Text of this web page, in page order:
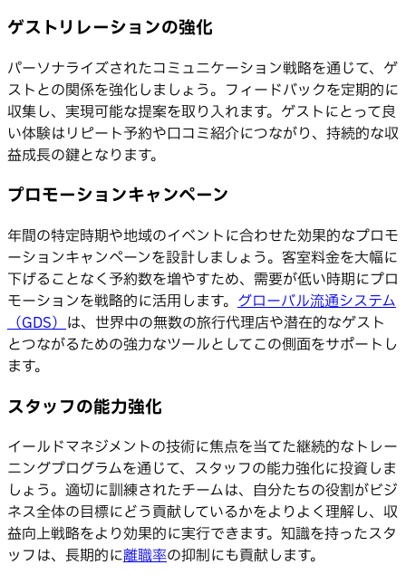
ゲストリレーションの強化
パーソナライズされたコミュニケーション戦略を通じて、ゲ
ストとの関係を強化しましょう。フィードバックを定期的に
収集し、実現可能な提案を取り入れます。ゲストにとって良
い体験はリピート予約や口コミ紹介につながり、持続的な収
益成長の鍵となります。
プロモーションキャンペーン
年間の特定時期や地域のイベントに合わせた効果的なプロモ
ーションキャンペーンを設計しましょう。客室料金を大幅に
下げることなく予約数を増やすため、需要が低い時期にプロ
モーションを戦略的に活用します。 グローバル流通システム
（GDS）は、世界中の無数の旅行代理店や潜在的なゲスト
とつながるための強力なツールとしてこの側面をサポートし
ます。
スタッフの能力強化
イールドマネジメントの技術に焦点を当てた継続的なトレー
ニングプログラムを通じて、スタッフの能力強化に投資しま
しょう。適切に訓練されたチームは、自分たちの役割がビジ
ネス全体の目標にどう貢献しているかをよりよく理解し、収
益向上戦略をより効果的に実行できます。知識を持ったスタ
ッフは、長期的に離職率の抑制にも貢献します。